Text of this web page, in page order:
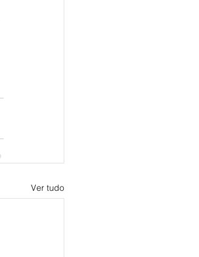
Ver tudo